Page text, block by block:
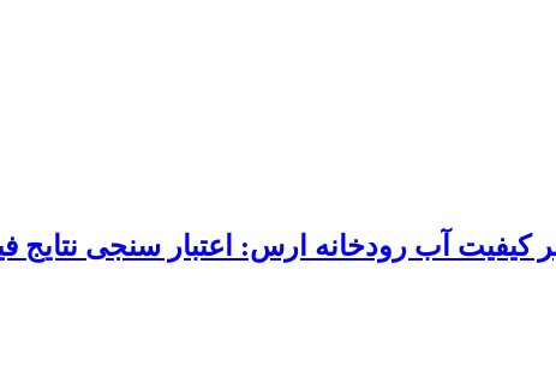
آب رودخانه ارس: اعتبار سنجی نتایج